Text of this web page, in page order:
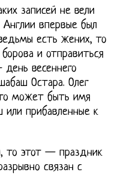
записей не вели
впервые был
есть жених, то
и отправиться
весеннего
Остара. Олег
может быть имя
прибавленные к
то этот — праздник
связан с